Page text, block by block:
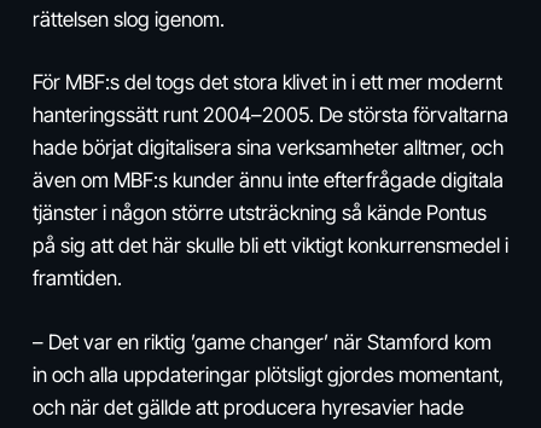
rättelsen slog igenom.
För MBF:s del togs det stora klivet in i ett mer modernt
hanteringssätt runt 2004–2005. De största förvaltarna
hade börjat digitalisera sina verksamheter alltmer, och
även om MBF:s kunder ännu inte efterfrågade digitala
tjänster i någon större utsträckning så kände Pontus
på sig att det här skulle bli ett viktigt konkurrensmedel i
framtiden.
– Det var en riktig ’game changer’ när Stamford kom
in och alla uppdateringar plötsligt gjordes momentant,
och när det gällde att producera hyresavier hade